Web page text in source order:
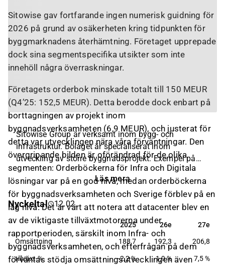
Sitowise gav fortfarande ingen numerisk guidning för
2026 på grund av osäkerheten kring tidpunkten för
byggmarknadens återhämtning. Företaget upprepade
dock sina segmentspecifika utsikter som inte
innehöll några överraskningar.
Företagets orderbok minskade totalt till 150 MEUR
(Q4’25: 152,5 MEUR). Detta berodde dock enbart på
borttagningen av projekt inom
byggnadsverksamheten (6,9 MEUR), och justerat för
detta var utvecklingen nära våra förväntningar. Den
övergripande bilden är oförändrad för de olika
segmenten: Orderböckerna för Infra och Digitala
lösningar var på en god nivå, medan orderböckerna
för byggnadsverksamheten och Sverige förblev på en
låg nivå. Det är värt att notera att datacenter blev en
av de viktigaste tillväxtmotorerna under
rapportperioden, särskilt inom Infra- och
byggnadsverksamheten, och efterfrågan på dem
förväntas stödja omsättningsutvecklingen även
Sitowise Group är verksamt inom bygg- och
infrastruktur. Bolaget är specialiserat inom
utveckling av större byggnadsprojekt. Exempel på
projekt som bolaget utför inkluderar väg- och
byggkonstruktion, samt rör- och
underjordskonstruktioner. Projekten utförs på egen
hand och i samarbete med övriga aktörer inom
branschen. Störst verksamhet återfinns inom den
nordiska marknaden, där kunderna återfinns bland
företagskunder samt offentliga aktörer.
Läs mera
Nyckeltal 12.02.
2025 26e 27e
2025 26e 27e
Omsättning 188,7 192,3 206,8
tillväxt-% −2,2 % 1,9 % 7,5 %